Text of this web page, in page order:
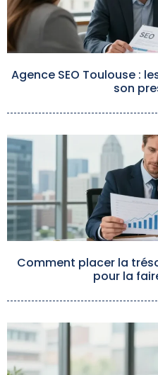
Agence SEO Toulouse :
son
Comment placer la
pour la